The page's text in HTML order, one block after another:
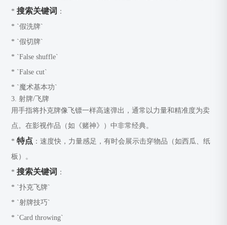
*搜索关键词 ：
* `假洗牌`
* `假切牌`
* `False shuffle`
* `False cut`
* `魔术基本功`
3. 射牌/飞牌
用手指将扑克牌像飞镖一样高速弹出，通常以力量和精准度为卖
点。在影视作品（如《赌神》）中非常经典。
*特点 ：速度快，力量感足，有时会展示击穿物品（如西瓜、纸
板）。
*搜索关键词 ：
* `扑克飞牌`
* `射牌技巧`
* `Card throwing`